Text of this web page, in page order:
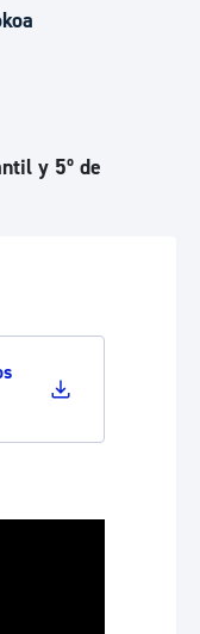
y 5º de